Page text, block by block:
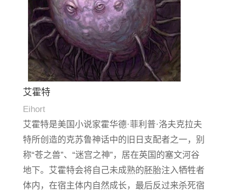
艾霍特
Eihort
艾霍特是美国小说家霍华德·菲利普·洛夫克拉夫
特所创造的克苏鲁神话中的旧日支配者之一， 别
称“苍之兽”、“迷宫之神”，居在英国的塞文河谷
地下。艾霍特会将自己未成熟的胚胎注入牺牲者
体内，在宿主体内自然成长，最后反过来杀死宿